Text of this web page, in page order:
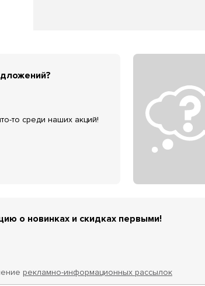
то среди наших акций!
о новинках и скидках первыми!
рекламно-информационных рассылок